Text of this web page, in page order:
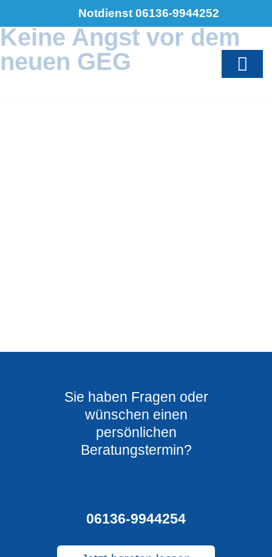
Notdienst 06136-9944252
Keine Angst vor dem
neuen GEG
Sie haben Fragen oder
wünschen einen
persönlichen
Beratungstermin?​
06136-9944254